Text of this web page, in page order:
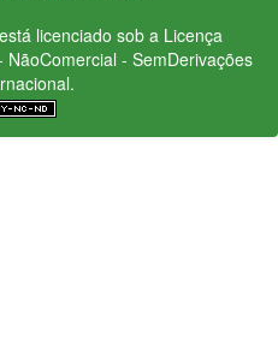
licenciado sob a Licença
- SemDerivações